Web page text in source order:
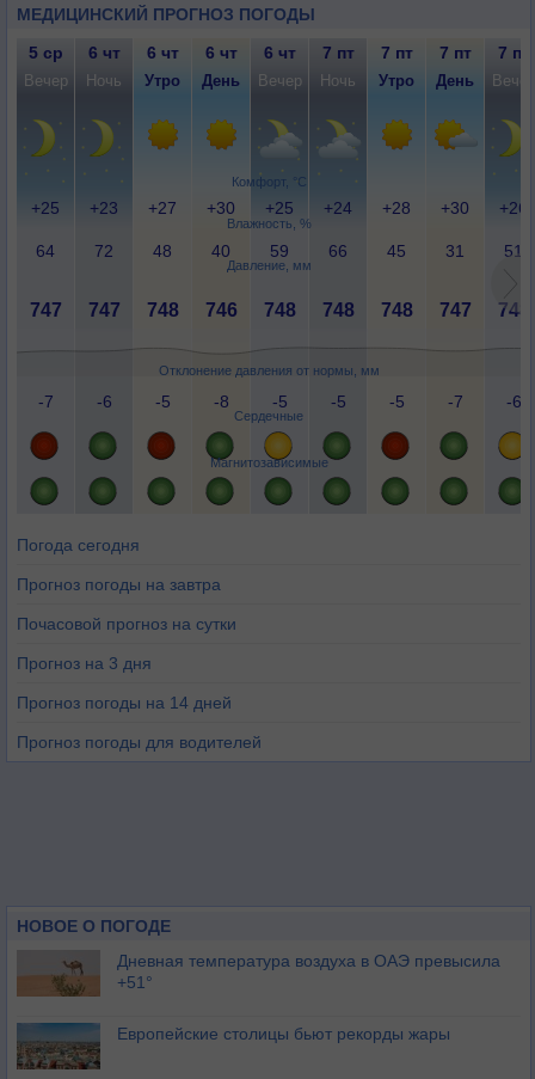
МЕДИЦИНСКИЙ ПРОГНОЗ ПОГОДЫ
Комфорт, °C
Влажность, %
Давление, мм
Отклонение давления от нормы, мм
Сердечные
Магнитозависимые
5 ср 6 чт 6 чт 6 чт 6 чт 7 пт 7 пт 7 пт 7 пт
Вечер Ночь Утро День Вечер Ночь Утро День Вечер
+25 +23 +27 +30 +25 +24 +28 +30 +26
64 72 48 40 59 66 45 31 51
747 747 748 746 748 748 748 747 748
-7 -6 -5 -8 -5 -5 -5 -7 -6
Погода сегодня
Прогноз погоды на завтра
Почасовой прогноз на сутки
Прогноз на 3 дня
Прогноз погоды на 14 дней
Прогноз погоды для водителей
НОВОЕ О ПОГОДЕ
Дневная температура воздуха в ОАЭ превысила
+51°
Европейские столицы бьют рекорды жары